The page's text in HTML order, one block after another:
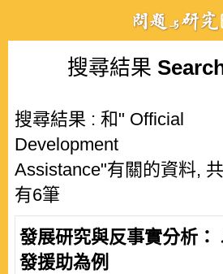
搜尋結果
搜尋結果 : 和" Official
Development
Assistance"有關的資料, 共
有6筆
發展研究與反事實分析：
發援助為例